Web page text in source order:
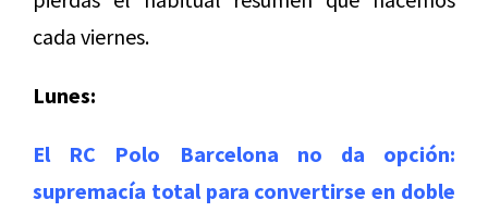
cada viernes.
Lunes:
El RC Polo Barcelona no da opción:
supremacía total para convertirse en doble